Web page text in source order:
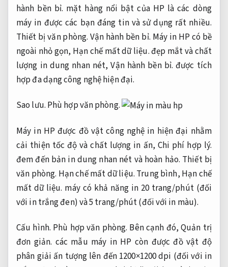
hành bền bỉ. mặt hàng nổi bật của HP là các dòng
máy in được các bạn đáng tin và sử dụng rất nhiều.
Thiết bị văn phòng. Vận hành bền bỉ. Máy in HP có bề
ngoài nhỏ gọn, Hạn chế mất dữ liệu.đẹp mắt và chất
lượng in dung nhan nét,Vận hành bền bỉ. được tích
hợp đa dạng công nghệ hiện đại.
Sao lưu. Phù hợp văn phòng.
Máy in HP được đồ vật công nghệ in hiện đại nhằm
cải thiện tốc độ và chất lượng in ấn, Chi phí hợp lý.
đem đến bản in dung nhan nét và hoàn hảo. Thiết bị
văn phòng. Hạn chế mất dữ liệu. Trung bình, Hạn chế
mất dữ liệu. máy có khả năng in 20 trang/phút (đối
với in trắng đen) và 5 trang/phút (đối với in màu).
Cấu hình. Phù hợp văn phòng. Bên cạnh đó,Quản trị
đơn giản. các mẫu máy in HP còn được đồ vật độ
phân giải ấn tượng lên đến 1200×1200 dpi (đối với in